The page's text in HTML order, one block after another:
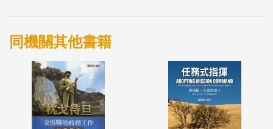
同機關其他書籍